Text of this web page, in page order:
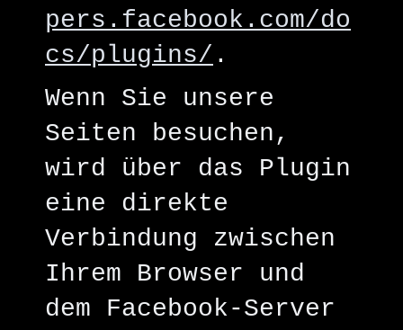
pers.facebook.com/do
cs/plugins/ .
Wenn Sie unsere
Seiten besuchen,
wird über das Plugin
eine direkte
Verbindung zwischen
Ihrem Browser und
dem Facebook-Server